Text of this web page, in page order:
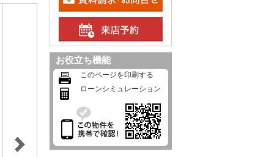
お役立ち機能
このページを印刷する
ローンシミュレーション